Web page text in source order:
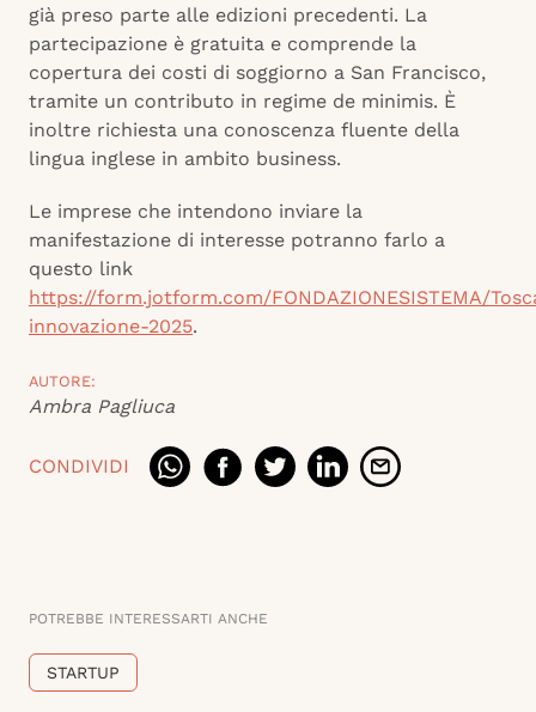
già preso parte alle edizioni precedenti. La
partecipazione è gratuita e comprende la
copertura dei costi di soggiorno a San Francisco,
tramite un contributo in regime de minimis. È
inoltre richiesta una conoscenza fluente della
lingua inglese in ambito business.
Le imprese che intendono inviare la
manifestazione di interesse potranno farlo a
questo link
https://form.jotform.com/FONDAZIONESISTEMA/
innovazione-2025.
AUTORE:
Ambra Pagliuca
CONDIVIDI
POTREBBE INTERESSARTI ANCHE
STARTUP